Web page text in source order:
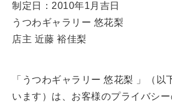
制定日：2010年1月吉日
うつわギャラリー 悠花梨
店主 近藤 裕佳梨
「 うつわギャラリー 悠花梨 」（以
います）は、お客様のプライバシ